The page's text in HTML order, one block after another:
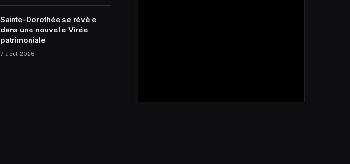
Sainte-Dorothée se révèle
dans une nouvelle Virée
patrimoniale
7 août 2026